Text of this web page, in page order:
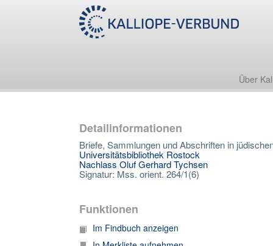
Über
Detailinformationen
Briefe, Sammlungen und Abschriften in
Universitätsbibliothek Rostock
Nachlass Oluf Gerhard Tychsen
Signatur: Mss. orient. 264/1(6)
Funktionen
Im Findbuch anzeigen